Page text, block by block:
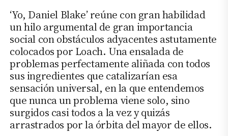
‘Yo, Daniel Blake’ reúne con gran habilidad
un hilo argumental de gran importancia
social con obstáculos adyacentes astutamente
colocados por Loach. Una ensalada de
problemas perfectamente aliñada con todos
sus ingredientes que catalizarían esa
sensación universal, en la que entendemos
que nunca un problema viene solo, sino
surgidos casi todos a la vez y quizás
arrastrados por la órbita del mayor de ellos.